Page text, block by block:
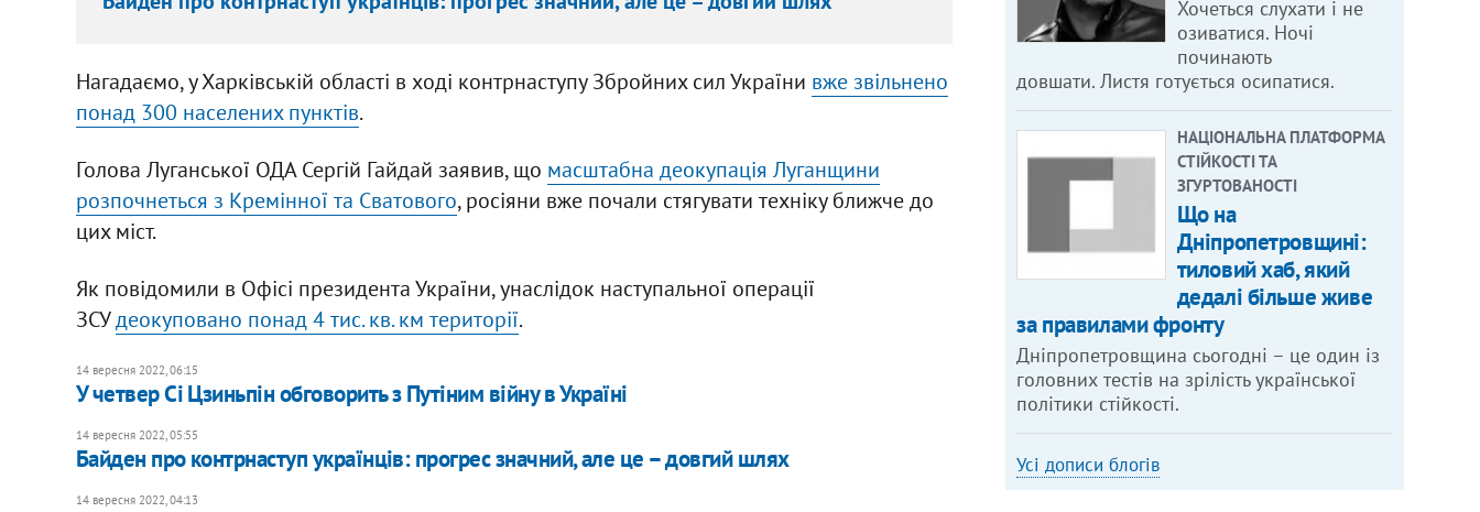
Нагадаємо, у Харківській області в ході контрнаступу Збройних сил України вже звільнено
понад 300 населених пунктів.
Голова Луганської ОДА Сергій Гайдай заявив, що масштабна деокупація Луганщини
розпочнеться з Кремінної та Сватового, росіяни вже почали стягувати техніку ближче до
цих міст.
Як повідомили в Офісі президента України, унаслідок наступальної операції
ЗСУдеокуповано понад 4 тис. кв. км території.
14 вересня 2022, 06:15
У четвер Сі Цзиньпін обговорить з Путіним війну в Україні
14 вересня 2022, 05:55
Байден про контрнаступ українців: прогрес значний, але це – довгий шлях
14 вересня 2022, 04:13
Хочеться слухати і не
озиватися. Ночі
починають
довшати. Листя готується осипатися.
НАЦІОНАЛЬНА ПЛАТФОРМА
СТІЙКОСТІ ТА
ЗГУРТОВАНОСТІ
Що на
Дніпропетровщині:
тиловий хаб, який
дедалі більше живе
за правилами фронту
Дніпропетровщина сьогодні – це один із
головних тестів на зрілість української
політики стійкості.
Усі дописи блогів